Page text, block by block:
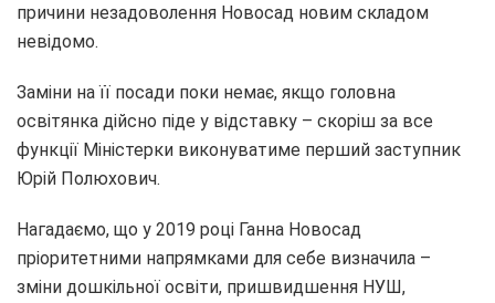
причини незадоволення Новосад новим складом
невідомо.
Заміни на її посади поки немає, якщо головна
освітянка дійсно піде у відставку – скоріш за все
функції Міністерки виконуватиме перший заступник
Юрій Полюхович.
Нагадаємо, що у 2019 році Ганна Новосад
пріоритетними напрямками для себе визначила –
зміни дошкільної освіти, пришвидшення НУШ,